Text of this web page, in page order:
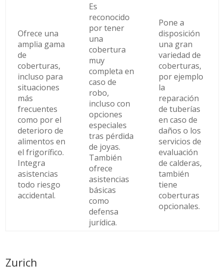
Ofrece una
amplia gama
de
coberturas,
incluso para
situaciones
más
frecuentes
como por el
deterioro de
alimentos en
el frigorífico.
Integra
asistencias
todo riesgo
accidental.
Es
reconocido
por tener
una
cobertura
muy
completa en
caso de
robo,
incluso con
opciones
especiales
tras pérdida
de joyas.
También
ofrece
asistencias
básicas
como
defensa
jurídica.
Pone a
disposición
una gran
variedad de
coberturas,
por ejemplo
la
reparación
de tuberías
en caso de
daños o los
servicios de
evaluación
de calderas,
también
tiene
coberturas
opcionales.
Zurich